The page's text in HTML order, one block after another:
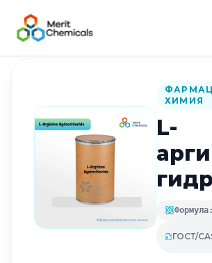
Назад в каталог
ХИМИЯ
L-
Формула:
ГОСТ/